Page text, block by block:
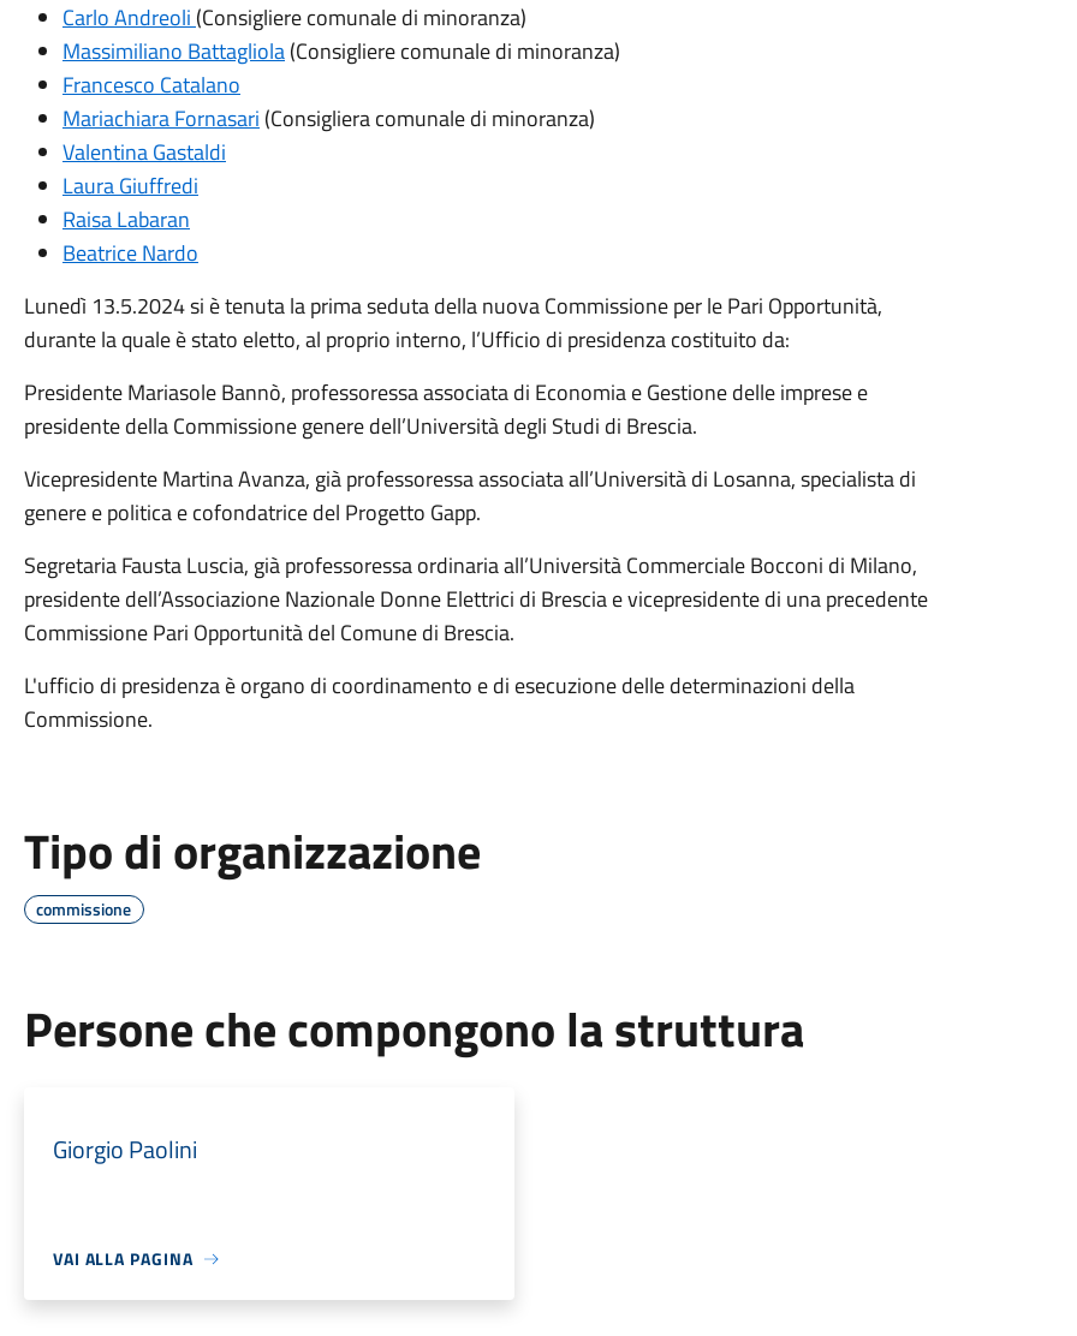
Carlo Andreoli (Consigliere comunale di minoranza)
Massimiliano Battagliola(Consigliere comunale di minoranza)
Francesco Catalano
Mariachiara Fornasari (Consigliera comunale di minoranza)
Valentina Gastaldi
Laura Giuffredi
Raisa Labaran
Beatrice Nardo
Lunedì 13.5.2024 si è tenuta la prima seduta della nuova Commissione per le Pari Opportunità,
durante la quale è stato eletto, al proprio interno, l’Ufficio di presidenza costituito da:
Presidente Mariasole Bannò, professoressa associata di Economia e Gestione delle imprese e
presidente della Commissione genere dell’Università degli Studi di Brescia.
Vicepresidente Martina Avanza, già professoressa associata all’Università di Losanna, specialista di
genere e politica e cofondatrice del Progetto Gapp.
Segretaria Fausta Luscia, già professoressa ordinaria all’Università Commerciale Bocconi di Milano,
presidente dell’Associazione Nazionale Donne Elettrici di Brescia e vicepresidente di una precedente
Commissione Pari Opportunità del Comune di Brescia.
L'ufficio di presidenza è organo di coordinamento e di esecuzione delle determinazioni della
Commissione.
Tipo di organizzazione
commissione
Persone che compongono la struttura
Giorgio Paolini
VAI ALLA PAGINA